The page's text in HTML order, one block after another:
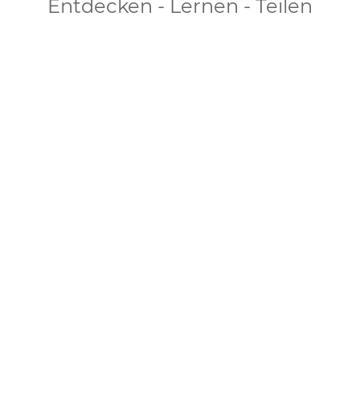
Entdecken - Lernen - Teilen